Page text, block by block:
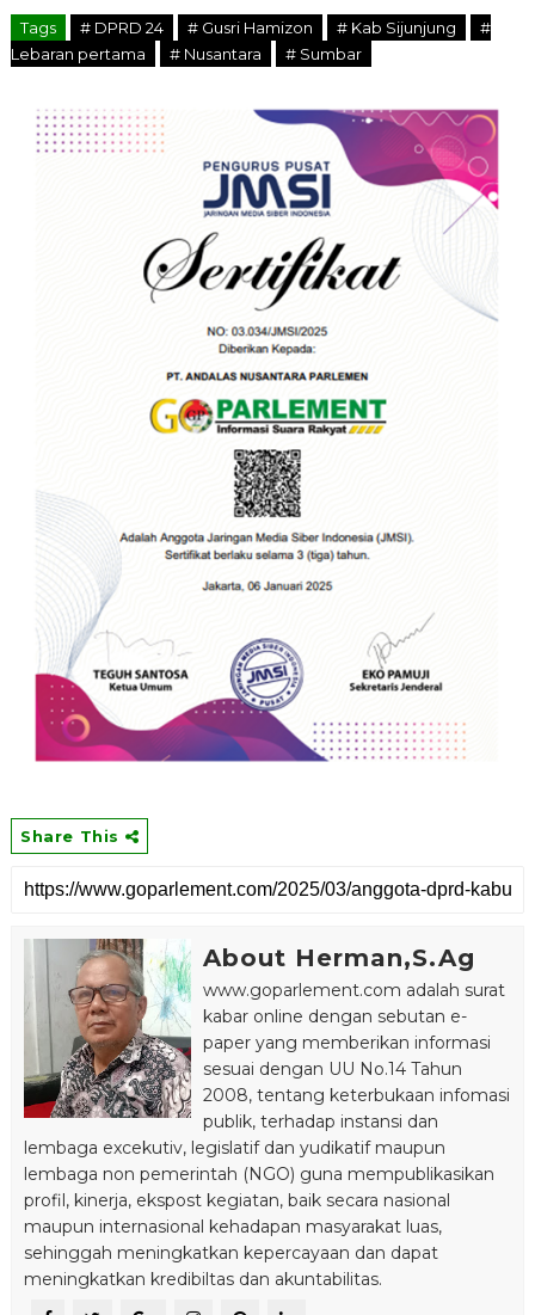
Tags # DPRD 24 # Gusri Hamizon # Kab Sijunjung
#
Lebaran pertama
# Nusantara # Sumbar
Share This
About Herman,S.Ag
www.goparlement.com adalah surat
kabar online dengan sebutan e-
paper yang memberikan informasi
sesuai dengan UU No.14 Tahun
2008, tentang keterbukaan infomasi
publik, terhadap instansi dan
lembaga excekutiv, legislatif dan yudikatif maupun
lembaga non pemerintah (NGO) guna mempublikasikan
profil, kinerja, ekspost kegiatan, baik secara nasional
maupun internasional kehadapan masyarakat luas,
sehinggah meningkatkan kepercayaan dan dapat
meningkatkan kredibiltas dan akuntabilitas.